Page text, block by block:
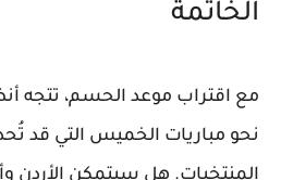
الخاتمة
مع اقتراب موعد الحسم، تتجه
نحو مباريات الخميس التي قد
المنتخبات. هل سيتمكن الأردن